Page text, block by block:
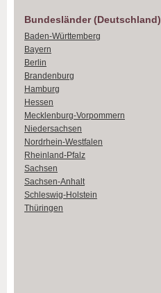
Bundesländer (Deutschland)
Baden-Württemberg
Bayern
Berlin
Brandenburg
Hamburg
Hessen
Mecklenburg-Vorpommern
Niedersachsen
Nordrhein-Westfalen
Rheinland-Pfalz
Sachsen
Sachsen-Anhalt
Schleswig-Holstein
Thüringen